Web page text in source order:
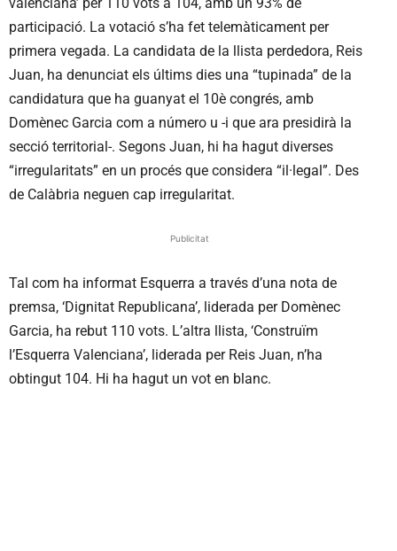
participació. La votació s’ha fet telemàticament per
primera vegada. La candidata de la llista perdedora, Reis
Juan, ha denunciat els últims dies una “tupinada” de la
candidatura que ha guanyat el 10è congrés, amb
Domènec Garcia com a número u -i que ara presidirà la
secció territorial-. Segons Juan, hi ha hagut diverses
“irregularitats” en un procés que considera “il·legal”. Des
de Calàbria neguen cap irregularitat.
Publicitat
Tal com ha informat Esquerra a través d’una nota de
premsa, ‘Dignitat Republicana’, liderada per Domènec
Garcia, ha rebut 110 vots. L’altra llista, ‘Construïm
l’Esquerra Valenciana’, liderada per Reis Juan, n’ha
obtingut 104. Hi ha hagut un vot en blanc.